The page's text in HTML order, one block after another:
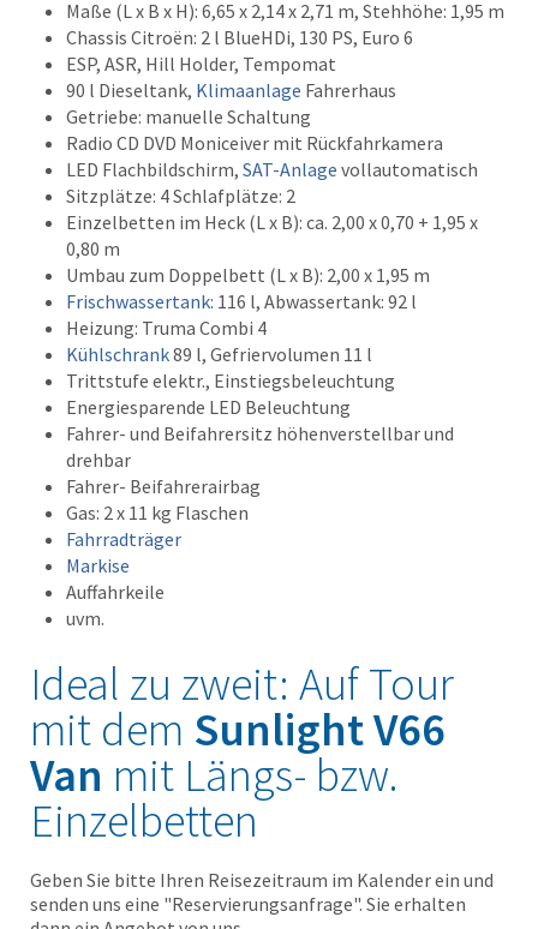
Maße (L x B x H): 6,65 x 2,14 x 2,71 m, Stehhöhe: 1,95 m
Chassis Citroën: 2 l BlueHDi, 130 PS, Euro 6
ESP, ASR, Hill Holder, Tempomat
90 l Dieseltank, Klimaanlage Fahrerhaus
Getriebe: manuelle Schaltung
Radio CD DVD Moniceiver mit Rückfahrkamera
LED Flachbildschirm, SAT-Anlage vollautomatisch
Sitzplätze: 4 Schlafplätze: 2
Einzelbetten im Heck (L x B): ca. 2,00 x 0,70 + 1,95 x
0,80 m
Umbau zum Doppelbett (L x B): 2,00 x 1,95 m
Frischwassertank: 116 l, Abwassertank: 92 l
Heizung: Truma Combi 4
Kühlschrank89 l, Gefriervolumen 11 l
Trittstufe elektr., Einstiegsbeleuchtung
Energiesparende LED Beleuchtung
Fahrer- und Beifahrersitz höhenverstellbar und
drehbar
Fahrer- Beifahrerairbag
Gas: 2 x 11 kg Flaschen
Fahrradträger
Markise
Auffahrkeile
uvm.
Ideal zu zweit: Auf Tour
mit dem Sunlight V66
Van mit Längs- bzw.
Einzelbetten
Geben Sie bitte Ihren Reisezeitraum im Kalender ein und
senden uns eine "Reservierungsanfrage". Sie erhalten